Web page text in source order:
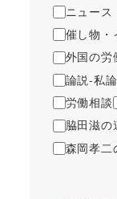
ニュース
催し物・
外国の労
論説-私
労働相談
脇田滋の
森岡孝二